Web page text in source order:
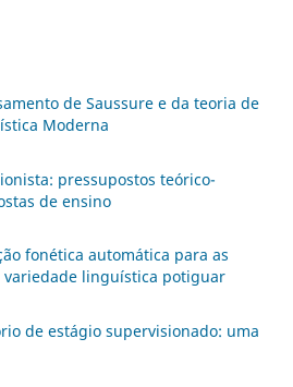
de Saussure e da teoria de
Moderna
pressupostos teórico-
de ensino
fonética automática para as
linguística potiguar
de estágio supervisionado: uma